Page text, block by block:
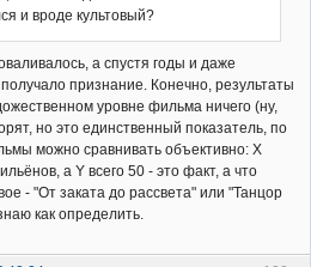
и вроде культовый?
а спустя годы и даже
признание. Конечно, результаты
уровне фильма ничего (ну,
но это единственный показатель, по
можно сравнивать объективно: Х
а Y всего 50 - это факт, а что
- "От заката до рассвета" или "Танцор
как определить.